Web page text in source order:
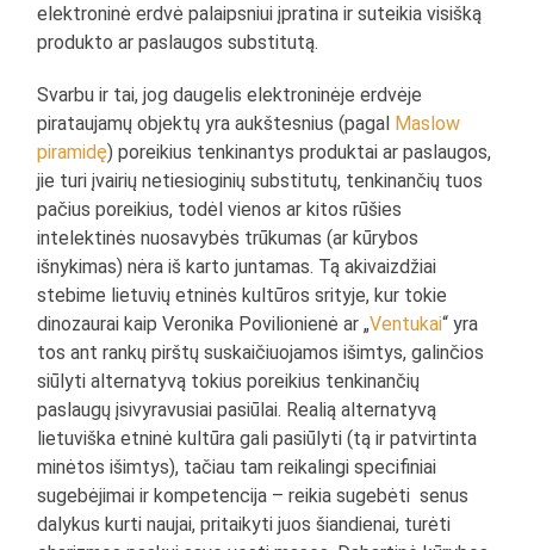
elektroninė erdvė palaipsniui įpratina ir suteikia visišką
produkto ar paslaugos substitutą.
Svarbu ir tai, jog daugelis elektroninėje erdvėje
pirataujamų objektų yra aukštesnius (pagal Maslow
piramidę) poreikius tenkinantys produktai ar paslaugos,
jie turi įvairių netiesioginių substitutų, tenkinančių tuos
pačius poreikius, todėl vienos ar kitos rūšies
intelektinės nuosavybės trūkumas (ar kūrybos
išnykimas) nėra iš karto juntamas. Tą akivaizdžiai
stebime lietuvių etninės kultūros srityje, kur tokie
dinozaurai kaip Veronika Povilionienė ar „Ventukai“ yra
tos ant rankų pirštų suskaičiuojamos išimtys, galinčios
siūlyti alternatyvą tokius poreikius tenkinančių
paslaugų įsivyravusiai pasiūlai. Realią alternatyvą
lietuviška etninė kultūra gali pasiūlyti (tą ir patvirtinta
minėtos išimtys), tačiau tam reikalingi specifiniai
sugebėjimai ir kompetencija – reikia sugebėti senus
dalykus kurti naujai, pritaikyti juos šiandienai, turėti